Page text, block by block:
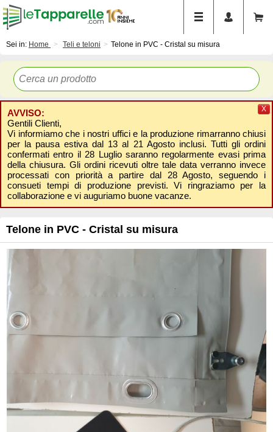
Sei in: Home Teli e teloni Telone in PVC - Cristal su misura
AVVISO:
Gentili Clienti,
Vi informiamo che i nostri uffici e la produzione rimarranno chiusi
per la pausa estiva dal 13 al 21 Agosto inclusi. Tutti gli ordini
confermati entro il 28 Luglio saranno regolarmente evasi prima
della chiusura. Gli ordini ricevuti oltre tale data verranno invece
processati con priorità a partire dal 28 Agosto, seguendo i
consueti tempi di produzione previsti. Vi ringraziamo per la
collaborazione e vi auguriamo buone vacanze.
X
Telone in PVC - Cristal su misura